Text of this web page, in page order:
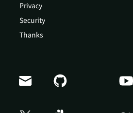
Privacy
Security
Thanks